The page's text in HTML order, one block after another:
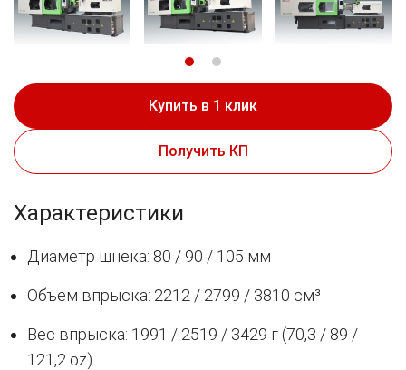
Купить в 1 клик
Получить КП
Характеристики
Диаметр шнека: 80 / 90 / 105 мм
Объем впрыска: 2212 / 2799 / 3810 см³
Вес впрыска: 1991 / 2519 / 3429 г (70,3 / 89 /
121,2 oz)